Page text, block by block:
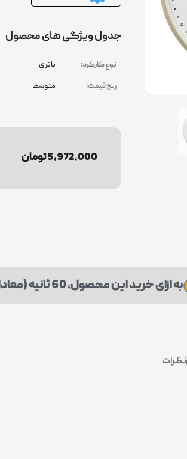
جدول ویژگی های محصول
نوع کارکرد: باتری
رنج قیمت:
متوسط
5,972,000 تومان
به ازای خرید این محصول، 60 ثانیه (معادل 60000 تومان) هدیه دریافت میکنید.
نظرات